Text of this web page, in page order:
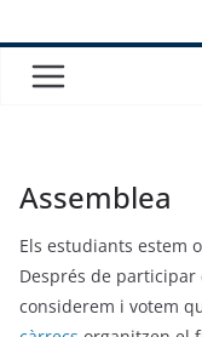
Assemblea
Els estudiants estem
Després de participar
considerem i votem